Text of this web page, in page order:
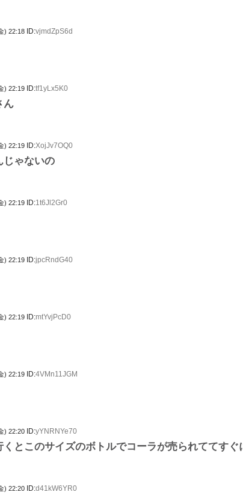
) 22:18 ID:vjmdZpS6d
) 22:19 ID:tf1yLx5K0
ん
) 22:19 ID:XojJv7OQ0
じゃないの
) 22:19 ID:1t6Jl2Gr0
) 22:19 ID:jpcRndG40
) 22:19 ID:mtYvjPcD0
) 22:19 ID:4VMn11JGM
) 22:20 ID:yYNRNYe70
とこのサイズのボトルでコーラが売られててすぐ
) 22:20 ID:d41kW6YR0